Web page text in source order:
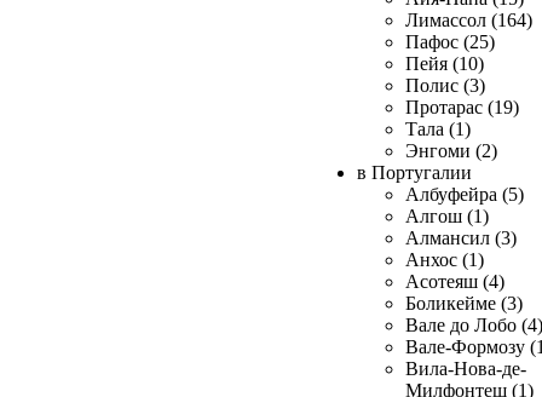
Лимассол (164)
Пафос (25)
Пейя (10)
Полис (3)
Протарас (19)
Тала (1)
Энгоми (2)
в Португалии
Албуфейра (5)
Алгош (1)
Алмансил (3)
Анхос (1)
Асотеяш (4)
Боликейме (3)
Вале до Лобо (4)
Вале-Формозу
Вила-Нова-де-
Милфонтеш (1)